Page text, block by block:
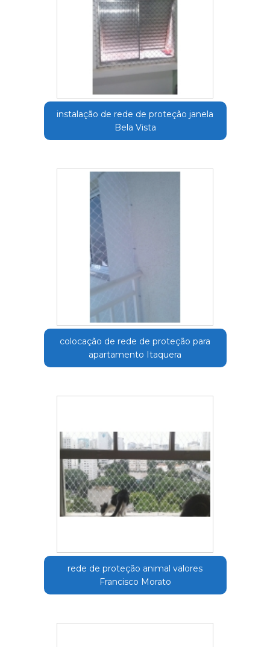
instalação de rede de proteção janela
Bela Vista
colocação de rede de proteção para
apartamento Itaquera
rede de proteção animal valores
Francisco Morato